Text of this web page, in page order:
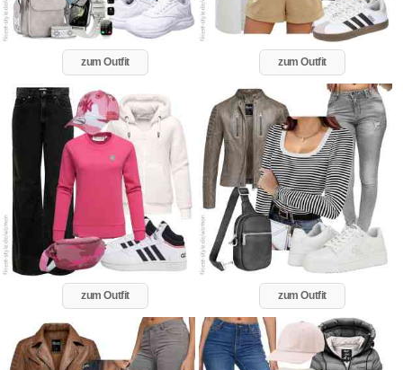
zum Outfit zum Outfit
zum Outfit zum Outfit